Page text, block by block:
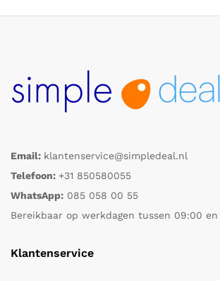
Email: klantenservice@simpledeal.nl
Telefoon: +31 850580055
WhatsApp: 085 058 00 55
Bereikbaar op werkdagen tussen 09:00 en
Klantenservice